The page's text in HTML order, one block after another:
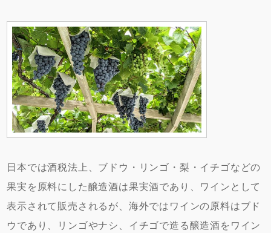
日本では酒税法上、ブドウ・リンゴ・梨・イチゴなどの
果実を原料にした醸造酒は果実酒であり、ワインとして
表示されて販売されるが、海外ではワインの原料はブド
ウであり、リンゴやナシ、イチゴで造る醸造酒をワイン